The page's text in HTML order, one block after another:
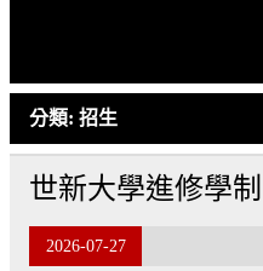
世新大學
分類: 招生
世新大學進修學
2026-07-27